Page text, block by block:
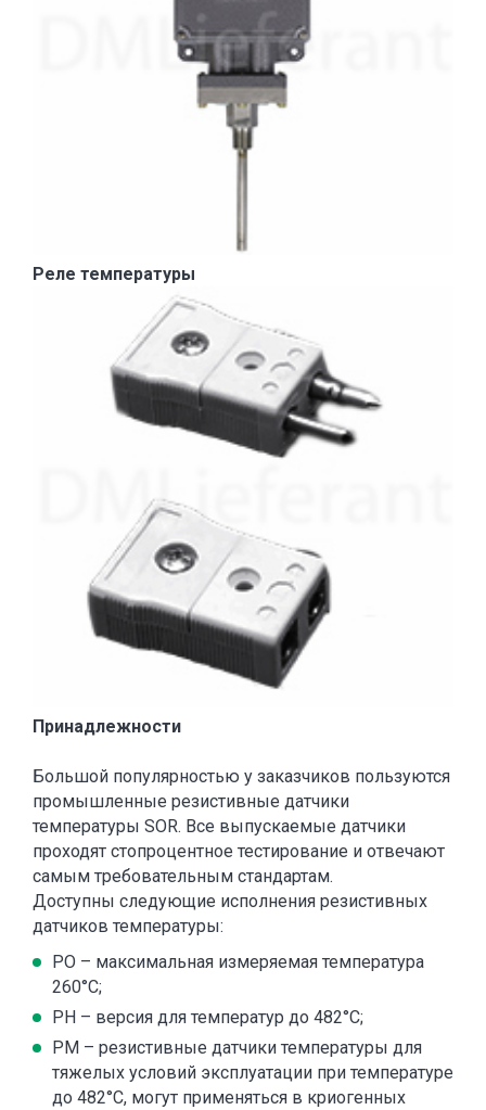
Реле температуры
Принадлежности
Большой популярностью у заказчиков пользуются
промышленные резистивные датчики
температуры SOR. Все выпускаемые датчики
проходят стопроцентное тестирование и отвечают
самым требовательным стандартам.
Доступны следующие исполнения резистивных
датчиков температуры:
PO – максимальная измеряемая температура
260°C;
PH – версия для температур до 482°C;
PM – резистивные датчики температуры для
тяжелых условий эксплуатации при температуре
до 482°C, могут применяться в криогенных